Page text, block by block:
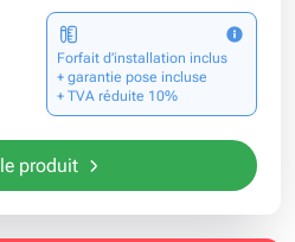
Forfait d’installation inclus
+ garantie pose incluse
+ TVA réduite 10%
produit